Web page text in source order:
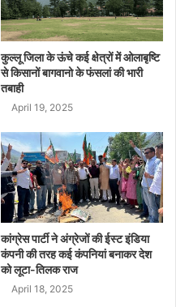
कुल्लू जिला के ऊंचे कई क्षेत्रों में ओलाबृष्टि
से किसानों बागवानो के फंसलां की भारी
तबाही
April 19, 2025
कांग्रेस पार्टी ने अंग्रेजों की ईस्ट इंडिया
कंपनी की तरह कई कंपनियां बनाकर देश
को लूटा-तिलक राज
April 18, 2025